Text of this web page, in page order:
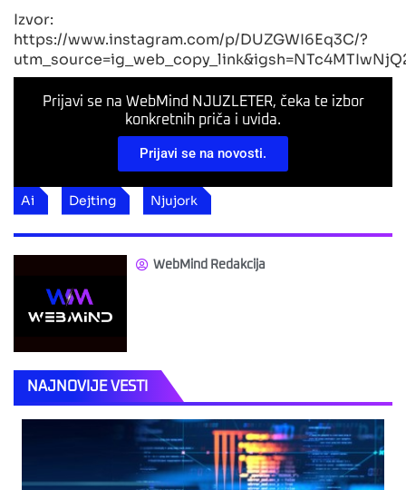
Izvor:
https://www.instagram.com/p/DUZGWI6Eq3C/?
Prijavi se na WebMind NJUZLETER, čeka te izbor
konkretnih priča i uvida.
Prijavi se na novosti.
Ai Dejting Njujork
WebMind Redakcija
NAJNOVIJE VESTI